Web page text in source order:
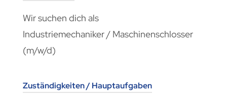
Wir suchen dich als
Industriemechaniker / Maschinenschlosser
(m/w/d)
Zuständigkeiten / Hauptaufgaben